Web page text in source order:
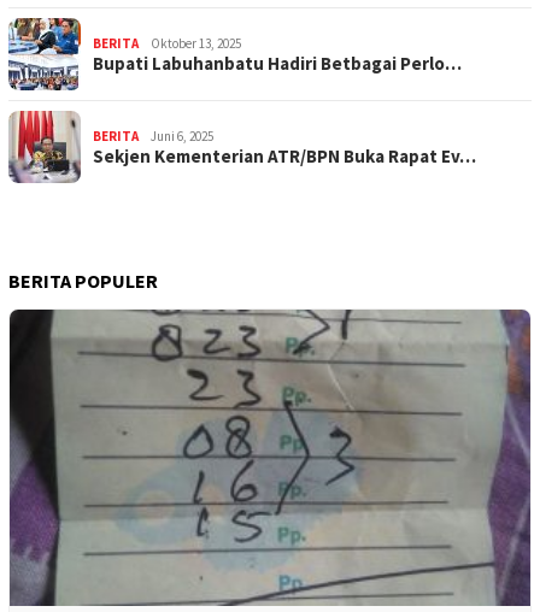
BERITA Oktober 13, 2025
Bupati Labuhanbatu Hadiri Betbagai Perlo…
BERITA Juni 6, 2025
Sekjen Kementerian ATR/BPN Buka Rapat Ev…
BERITA POPULER